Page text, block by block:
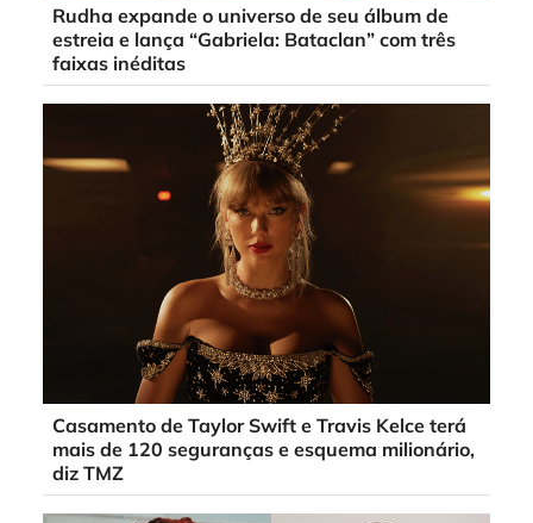
Rudha expande o universo de seu álbum de
estreia e lança “Gabriela: Bataclan” com três
faixas inéditas
Casamento de Taylor Swift e Travis Kelce terá
mais de 120 seguranças e esquema milionário,
diz TMZ